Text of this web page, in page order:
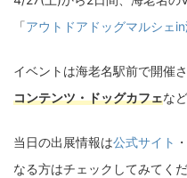
「アウトドアドッグマルシェin
イベントは海老名駅前で開催さ
コンテンツ・ドッグカフェな
当日の出展情報は公式サイト ・
なる方はチェックしてみてく